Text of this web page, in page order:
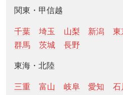
関東・甲信越
千葉 埼玉 山梨 新潟 東
群馬
茨城 長野
東海・北陸
三重 富山 岐阜 愛知 石